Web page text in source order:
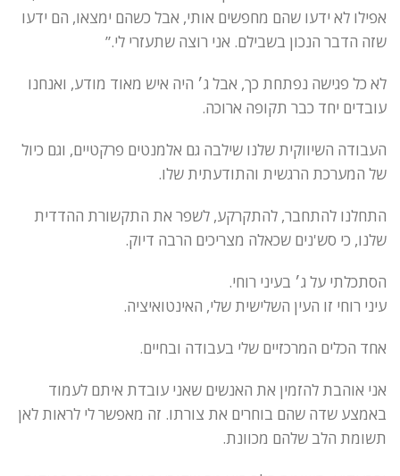
אפילו לא ידעו שהם מחפשים אותי, אבל כשהם ימצאו, הם ידעו
שזה הדבר הנכון בשבילם. אני רוצה שתעזרי לי.”
לא כל פגישה נפתחת כך, אבל ג׳ היה איש מאוד מודע, ואנחנו
עובדים יחד כבר תקופה ארוכה.
העבודה השיווקית שלנו שילבה גם אלמנטים פרקטיים, וגם כיול
של המערכת הרגשית והתודעתית שלו.
התחלנו להתחבר, להתקרקע, לשפר את התקשורת ההדדית
שלנו, כי סש'נים שכאלה מצריכים הרבה דיוק.
הסתכלתי על ג׳ בעיני רוחי.
עיני רוחי זו העין השלישית שלי, האינטואיציה.
אחד הכלים המרכזיים שלי בעבודה ובחיים.
אני אוהבת להזמין את האנשים שאני עובדת איתם לעמוד
באמצע שדה שהם בוחרים את צורתו. זה מאפשר לי לראות לאן
תשומת הלב שלהם מכוונת.